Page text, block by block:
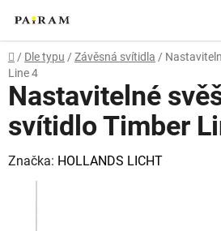
obsah
Domů
/ Dle typu / Závěsná svítidla /
Line 4
Nastavitelné
svítidlo Timber
Značka: HOLLANDS LICHT